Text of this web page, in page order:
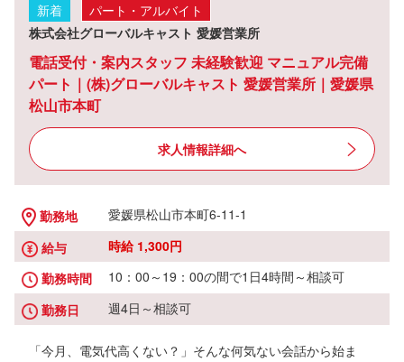
新着
パート・アルバイト
株式会社グローバルキャスト 愛媛営業所
電話受付・案内スタッフ 未経験歓迎 マニュアル完備
パート｜(株)グローバルキャスト 愛媛営業所｜愛媛県
松山市本町
求人情報詳細へ
勤務地
愛媛県松山市本町6-11-1
給与
時給 1,300円
勤務時間
10：00～19：00の間で1日4時間～相談可
勤務日
週4日～相談可
「今月、電気代高くない？」そんな何気ない会話から始ま